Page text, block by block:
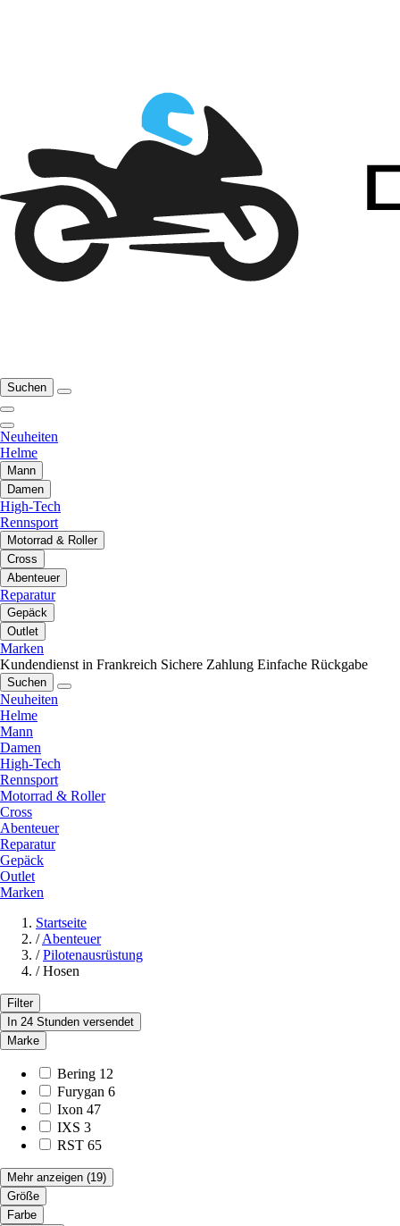
Suchen
Neuheiten
Helme
Mann
Damen
High-Tech
Rennsport
Motorrad & Roller
Cross
Abenteuer
Reparatur
Gepäck
Outlet
Marken
Kundendienst in Frankreich Sichere Zahlung Einfache Rückgabe
Suchen
Neuheiten
Helme
Mann
Damen
High-Tech
Rennsport
Motorrad & Roller
Cross
Abenteuer
Reparatur
Gepäck
Outlet
Marken
Startseite
/ Abenteuer
/ Pilotenausrüstung
/ Hosen
Filter
In 24 Stunden versendet
Marke
Bering 12
Furygan 6
Ixon 47
IXS 3
RST 65
Mehr anzeigen (19)
Größe
Farbe